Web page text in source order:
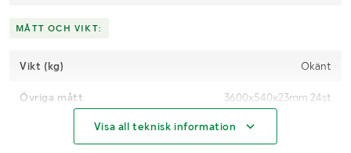
MÅTT OCH VIKT:
Vikt (kg) Okänt
Övriga mått 3600x540x23mm 24st
Visa all teknisk information